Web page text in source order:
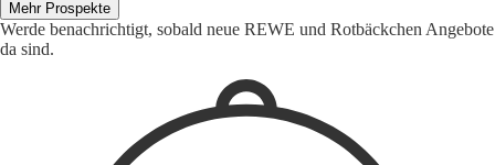
Mehr Prospekte
Werde benachrichtigt, sobald neue REWE und Rotbäckchen Angebote
da sind.